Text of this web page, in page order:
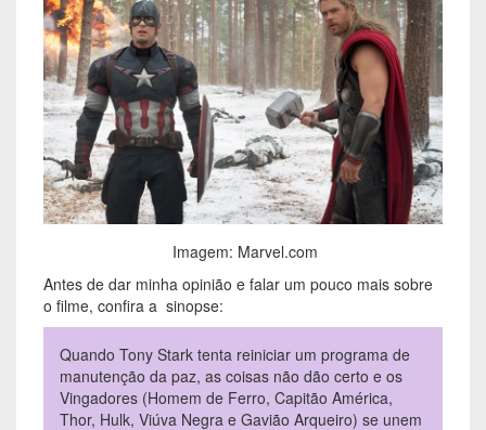
Imagem: Marvel.com
Antes de dar minha opinião e falar um pouco mais sobre
o filme, confira a sinopse:
Quando Tony Stark tenta reiniciar um programa de
manutenção da paz, as coisas não dão certo e os
Vingadores (Homem de Ferro, Capitão América,
Thor, Hulk, Viúva Negra e Gavião Arqueiro) se unem